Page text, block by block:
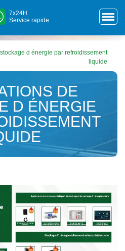
7x24H
Service rapide
d énergie par refroidissement
liquide
DE
D ÉNERGIE